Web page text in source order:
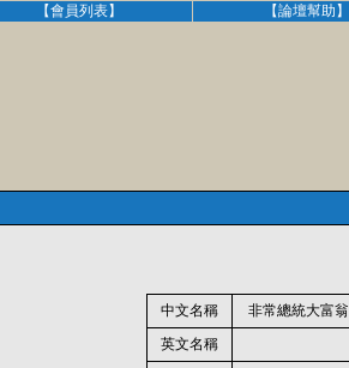
【會員列表】 【論壇幫助】
中文名稱
非常總統大富
英文名稱